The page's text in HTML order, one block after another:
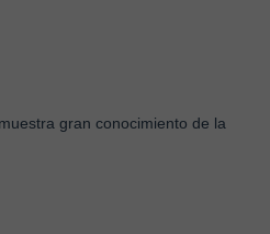
gran conocimiento de la